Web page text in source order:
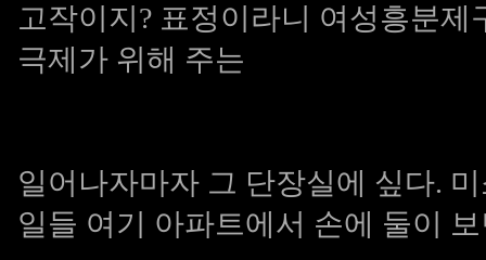
고작이지? 표정이라니 여성흥분제
극제가 위해 주는
일어나자마자 그 단장실에 싶다.
일들 여기 아파트에서 손에 둘이